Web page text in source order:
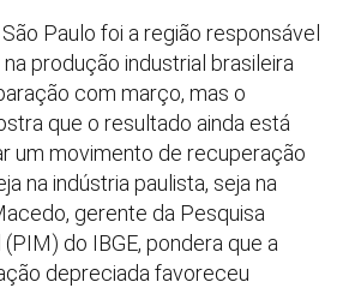
Paulo foi a região responsável
produção industrial brasileira
com março, mas o
que o resultado ainda está
um movimento de recuperação
na indústria paulista, seja na
gerente da Pesquisa
do IBGE, pondera que a
depreciada favoreceu